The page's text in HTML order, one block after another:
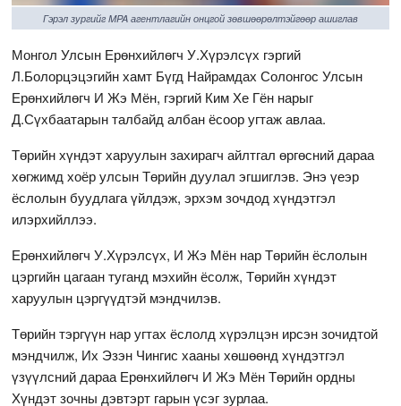
Гэрэл зургийг MPA агентлагийн онцгой зөвшөөрөлтэйгөөр ашиглав
Монгол Улсын Ерөнхийлөгч У.Хүрэлсүх гэргий
Л.Болорцэцэгийн хамт Бүгд Найрамдах Солонгос Улсын
Ерөнхийлөгч И Жэ Мён, гэргий Ким Хе Гён нарыг
Д.Сүхбаатарын талбайд албан ёсоор угтаж авлаа.
Төрийн хүндэт харуулын захирагч айлтгал өргөсний дараа
хөгжимд хоёр улсын Төрийн дуулал эгшиглэв. Энэ үеэр
ёслолын буудлага үйлдэж, эрхэм зочдод хүндэтгэл
илэрхийллээ.
Ерөнхийлөгч У.Хүрэлсүх, И Жэ Мён нар Төрийн ёслолын
цэргийн цагаан туганд мэхийн ёсолж, Төрийн хүндэт
харуулын цэргүүдтэй мэндчилэв.
Төрийн тэргүүн нар угтах ёслолд хүрэлцэн ирсэн зочидтой
мэндчилж, Их Эзэн Чингис хааны хөшөөнд хүндэтгэл
үзүүлсний дараа Ерөнхийлөгч И Жэ Мён Төрийн ордны
Хүндэт зочны дэвтэрт гарын үсэг зурлаа.